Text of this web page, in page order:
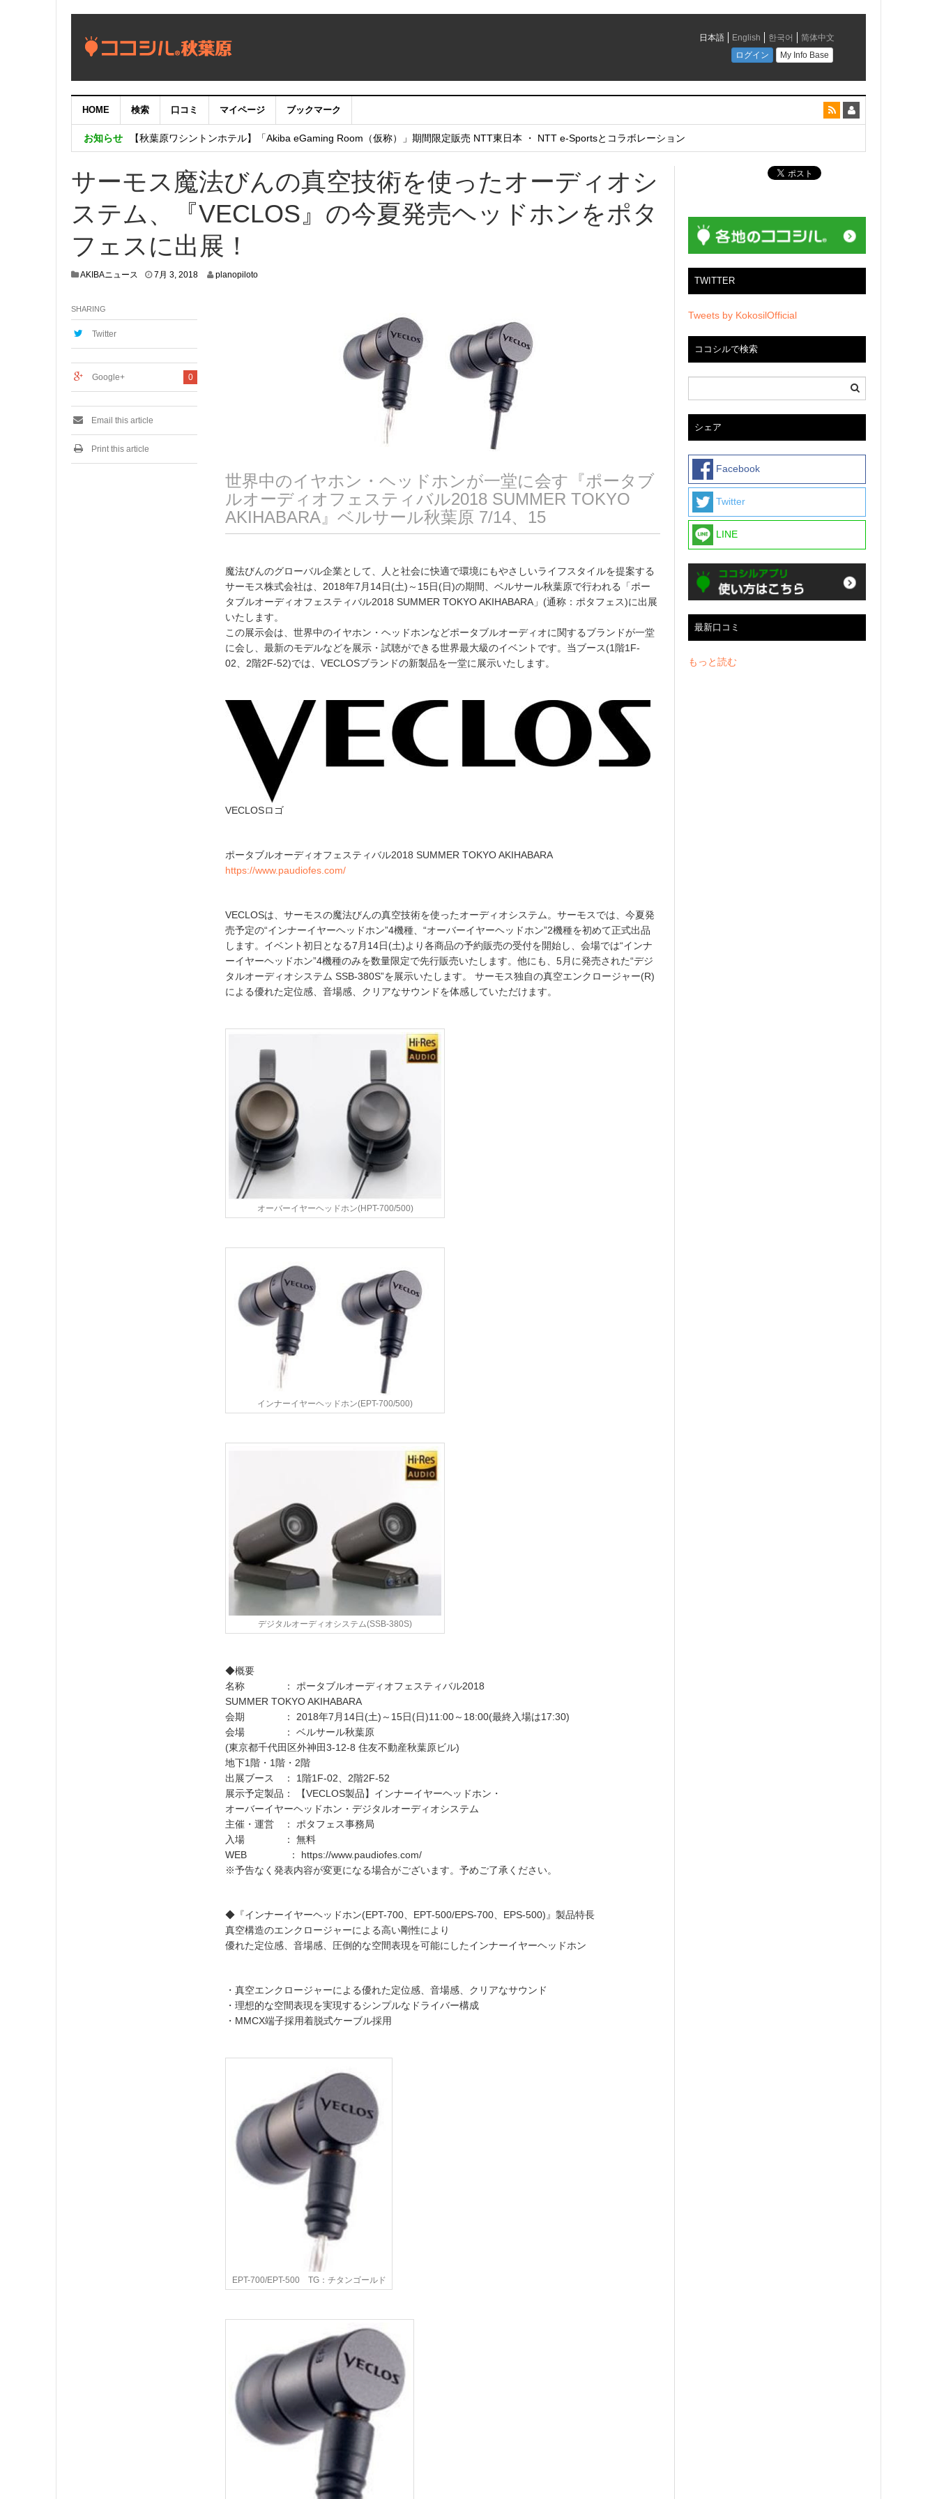
HOME 検索 口コミ マイページ ブックマーク
お知らせ
【重要：9月5日（火）22時】ココシル：アカウントサービス移行のお知らせ
【秋葉原ワシントンホテル】「Akiba eGaming Room（仮称）」期間限定販売 NTT東日本 ・ NTT e-Sportsとコラボレーション
サーモス魔法びんの真空技術を使ったオーディオシ
ステム、『VECLOS』の今夏発売ヘッドホンをポタ
フェスに出展！
AKIBAニュース 7月 3, 20187
planopiloto
世界中のイヤホン・ヘッドホンが一堂に会す『ポータブ
ルオーディオフェスティバル2018 SUMMER TOKYO
AKIHABARA』ベルサール秋葉原 7/14、15
魔法びんのグローバル企業として、人と社会に快適で環境にもやさしいライフスタイルを提案する
サーモス株式会社は、2018年7月14日(土)～15日(日)の期間、ベルサール秋葉原で行われる「ポー
タブルオーディオフェスティバル2018 SUMMER TOKYO AKIHABARA」(通称：ポタフェス)に出展
いたします。
この展示会は、世界中のイヤホン・ヘッドホンなどポータブルオーディオに関するブランドが一堂
に会し、最新のモデルなどを展示・試聴ができる世界最大級のイベントです。当ブース(1階1F-
02、2階2F-52)では、VECLOSブランドの新製品を一堂に展示いたします。
VECLOSロゴ
ポータブルオーディオフェスティバル2018 SUMMER TOKYO AKIHABARA
https://www.paudiofes.com/
VECLOSは、サーモスの魔法びんの真空技術を使ったオーディオシステム。サーモスでは、今夏発
売予定の“インナーイヤーヘッドホン”4機種、“オーバーイヤーヘッドホン”2機種を初めて正式出品
します。イベント初日となる7月14日(土)より各商品の予約販売の受付を開始し、会場では“インナ
ーイヤーヘッドホン”4機種のみを数量限定で先行販売いたします。他にも、5月に発売された“デジ
タルオーディオシステム SSB-380S”を展示いたします。 サーモス独自の真空エンクロージャー(R)
による優れた定位感、音場感、クリアなサウンドを体感していただけます。
オーバーイヤーヘッドホン(HPT-700/500)
インナーイヤーヘッドホン(EPT-700/500)
デジタルオーディオシステム(SSB-380S)
◆概要
名称 ： ポータブルオーディオフェスティバル2018
SUMMER TOKYO AKIHABARA
会期 ： 2018年7月14日(土)～15日(日)11:00～18:00(最終入場は17:30)
会場 ： ベルサール秋葉原
(東京都千代田区外神田3-12-8 住友不動産秋葉原ビル)
地下1階・1階・2階
出展ブース ： 1階1F-02、2階2F-52
展示予定製品： 【VECLOS製品】インナーイヤーヘッドホン・
オーバーイヤーヘッドホン・デジタルオーディオシステム
主催・運営 ： ポタフェス事務局
入場 ： 無料
WEB ： https://www.paudiofes.com/
※予告なく発表内容が変更になる場合がございます。予めご了承ください。
◆『インナーイヤーヘッドホン(EPT-700、EPT-500/EPS-700、EPS-500)』製品特長
真空構造のエンクロージャーによる高い剛性により
優れた定位感、音場感、圧倒的な空間表現を可能にしたインナーイヤーヘッドホン
・真空エンクロージャーによる優れた定位感、音場感、クリアなサウンド
・理想的な空間表現を実現するシンプルなドライバー構成
・MMCX端子採用着脱式ケーブル採用
EPT-700/EPT-500 TG：チタンゴールド
SHARING
Twitter
0
Google+
Email this article
Print this article
TWITTER
Tweets by KokosilOfficial
ココシルで検索
シェア
Facebook
Twitter
LINE
最新口コミ
もっと読む